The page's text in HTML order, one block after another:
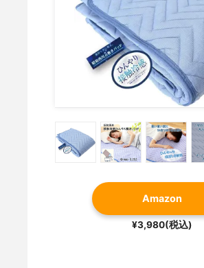
Amazon
¥3,980(税込)